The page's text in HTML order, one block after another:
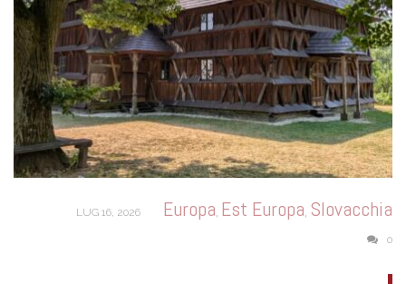
Europa, Est Europa, Slovacchia
LUG 16, 2026
0